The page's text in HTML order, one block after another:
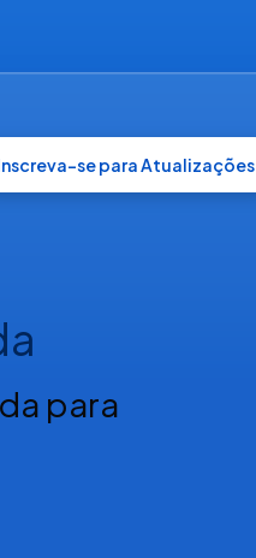
se para Atualizações
para